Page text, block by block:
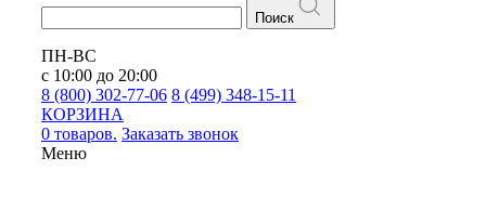
Поиск
ПН-ВС
с 10:00 до 20:00
8 (800) 302-77-06 8 (499) 348-15-11
КОРЗИНА
0 товаров. Заказать звонок
Меню